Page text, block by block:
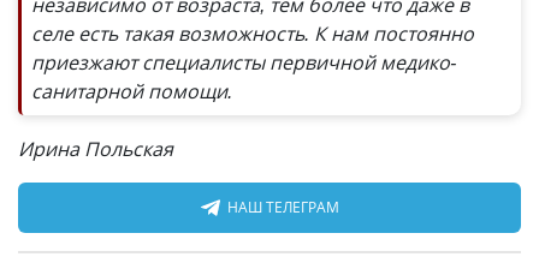
селе есть такая возможность. К нам постоянно
приезжают специалисты первичной медико-
санитарной помощи.
Ирина Польская
НАШ ТЕЛЕГРАМ